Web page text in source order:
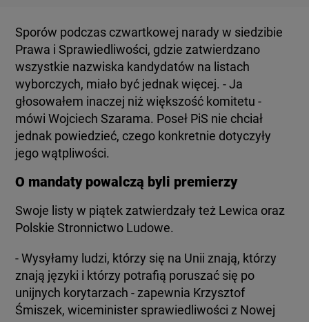
Sporów podczas czwartkowej narady w siedzibie
Prawa i Sprawiedliwości, gdzie zatwierdzano
wszystkie nazwiska kandydatów na listach
wyborczych, miało być jednak więcej. - Ja
głosowałem inaczej niż większość komitetu -
mówi Wojciech Szarama. Poseł PiS nie chciał
jednak powiedzieć, czego konkretnie dotyczyły
jego wątpliwości.
O mandaty powalczą byli premierzy
Swoje listy w piątek zatwierdzały też Lewica oraz
Polskie Stronnictwo Ludowe.
- Wysyłamy ludzi, którzy się na Unii znają, którzy
znają języki i którzy potrafią poruszać się po
unijnych korytarzach - zapewnia Krzysztof
Śmiszek, wiceminister sprawiedliwości z Nowej